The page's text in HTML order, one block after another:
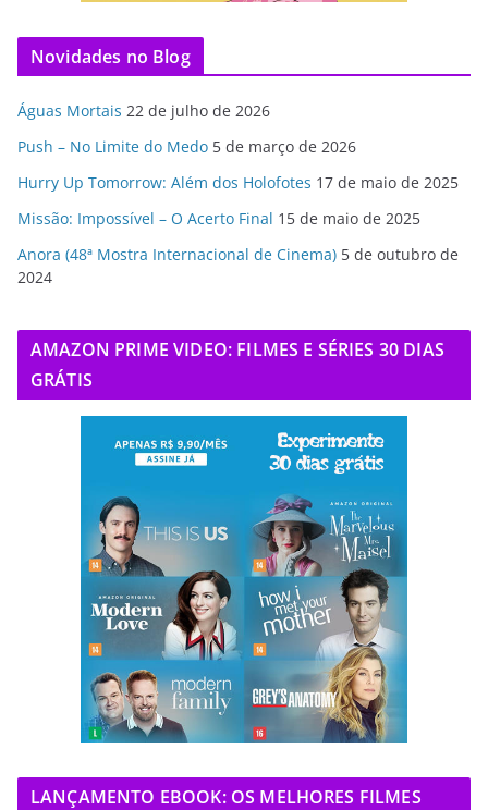
Novidades no Blog
Águas Mortais 22 de julho de 2026
Push – No Limite do Medo 5 de março de 2026
Hurry Up Tomorrow: Além dos Holofotes 17 de maio de 2025
Missão: Impossível – O Acerto Final 15 de maio de 2025
Anora (48ª Mostra Internacional de Cinema) 5 de outubro de
2024
AMAZON PRIME VIDEO: FILMES E SÉRIES 30 DIAS
GRÁTIS
LANÇAMENTO EBOOK: OS MELHORES FILMES